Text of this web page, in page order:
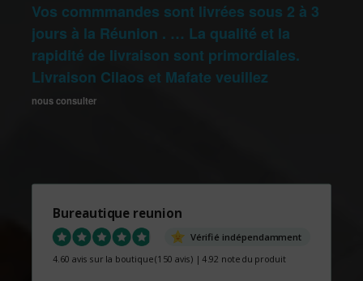
Vos commmandes sont livrées sous 2 à 3
jours à la Réunion . … La qualité et la
rapidité de livraison sont primordiales.
Livraison Cilaos et Mafate veuillez
nous consulter
Bureautique reunion
Vérifié indépendamment
4.60 avis sur la boutique(150 avis) |4.92 note du produit